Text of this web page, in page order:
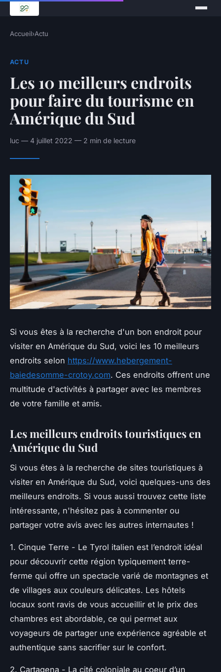
Accueil›Actu
ACTU
Les 10 meilleurs endroits
pour faire du tourisme en
Amérique du Sud
luc — 4 juillet 2022 — 2 min de lecture
Si vous êtes à la recherche d'un bon endroit pour
visiter en Amérique du Sud, voici les 10 meilleurs
endroits selon https://www.hebergement-
baiedesomme-crotoy.com. Ces endroits offrent une
multitude d'activités à partager avec les membres
de votre famille et amis.
Les meilleurs endroits touristiques en
Amérique du Sud
Si vous êtes à la recherche de sites touristiques à
visiter en Amérique du Sud, voici quelques-uns des
meilleurs endroits. Si vous aussi trouvez cette liste
intéressante, n'hésitez pas à commenter ou
partager votre avis avec les autres internautes !
1. Cinque Terre - Le Tyrol italien est l’endroit idéal
pour découvrir cette région typiquement terre-
ferme qui offre un spectacle varié de montagnes et
de villages aux couleurs délicates. Les hôtels
locaux sont ravis de vous accueillir et le prix des
chambres est abordable, ce qui permet aux
voyageurs de partager une expérience agréable et
authentique sans sacrifier sur le confort.
2. Cartagena - La cité coloniale au coeur d’un